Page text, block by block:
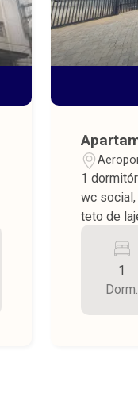
1
wc
teto de
com
piscina e
1
Dorm.